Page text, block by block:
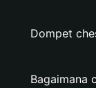
Dompet
Bagaimana